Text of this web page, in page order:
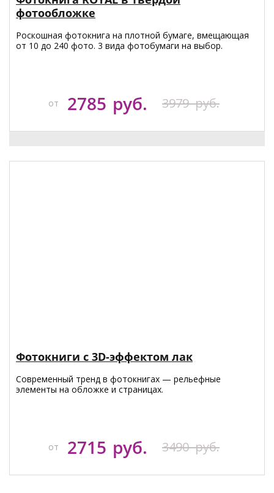
фотообложке
Роскошная фотокнига на плотной бумаге, вмещающая
от 10 до 240 фото. 3 вида фотобумаги на выбор.
от 2785 руб. 3979 руб.
Фотокниги с 3D-эффектом лак
Современный тренд в фотокнигах — рельефные
элементы на обложке и страницах.
от 2715 руб. 3490 руб.